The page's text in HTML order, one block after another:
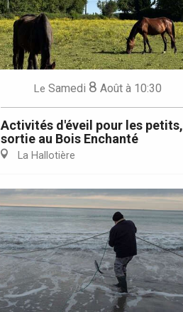
Le Samedi 8 Août à 10:30
Activités d'éveil pour les petits,
sortie au Bois Enchanté
La Hallotière